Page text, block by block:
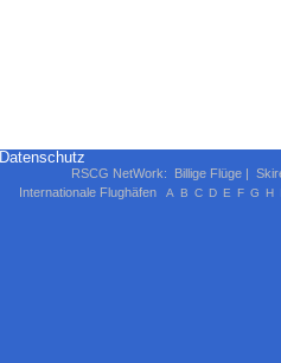
Datenschutz
RSCG NetWork: Billige Flüge |
Internationale Flughäfen
A B C D E F G H